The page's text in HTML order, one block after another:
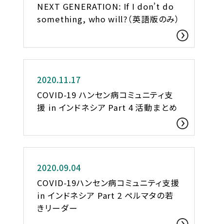
NEXT GENERATION: If I don’t do
something, who will?（英語版のみ）
活動レポート
2020.11.17
COVID-19 ハンセン病コミュニティ支
援 in インドネシア Part 4 活動まとめ
活動レポート
2020.09.04
COVID-19ハンセン病コミュニティ支援
in インドネシア Part 2 ペルマタの若
きリーダー